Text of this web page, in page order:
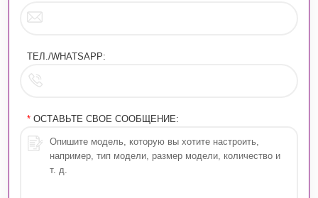
ТЕЛ./WHATSAPP:
* ОСТАВЬТЕ СВОЕ СООБЩЕНИЕ: